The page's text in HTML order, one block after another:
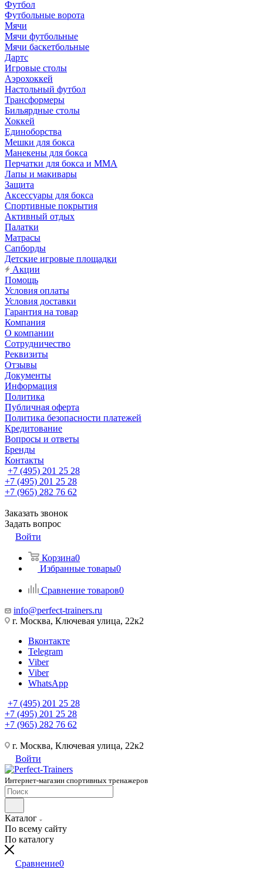
Футбол
Футбольные ворота
Мячи
Мячи футбольные
Мячи баскетбольные
Дартс
Игровые столы
Аэрохоккей
Настольный футбол
Трансформеры
Бильярдные столы
Хоккей
Единоборства
Мешки для бокса
Манекены для бокса
Перчатки для бокса и MMA
Лапы и макивары
Защита
Аксессуары для бокса
Спортивные покрытия
Активный отдых
Палатки
Матрасы
Сапборды
Детские игровые площадки
Акции
Помощь
Условия оплаты
Условия доставки
Гарантия на товар
Компания
О компании
Сотрудничество
Реквизиты
Отзывы
Документы
Информация
Политика
Публичная оферта
Политика безопасности платежей
Кредитование
Вопросы и ответы
Бренды
Контакты
+7 (495) 201 25 28
+7 (495) 201 25 28
+7 (965) 282 76 62
Заказать звонок
Задать вопрос
Войти
Корзина0
Избранные товары0
Сравнение товаров0
info@perfect-trainers.ru
г. Москва, Ключевая улица, 22к2
Вконтакте
Telegram
Viber
Viber
WhatsApp
+7 (495) 201 25 28
+7 (495) 201 25 28
+7 (965) 282 76 62
г. Москва, Ключевая улица, 22к2
Войти
Интернет-магазин спортивных тренажеров
Каталог
По всему сайту
По каталогу
Сравнение0